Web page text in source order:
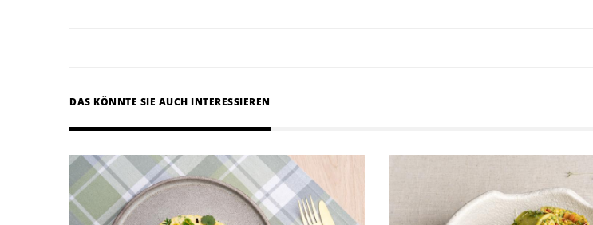
DAS KÖNNTE SIE AUCH INTERESSIEREN